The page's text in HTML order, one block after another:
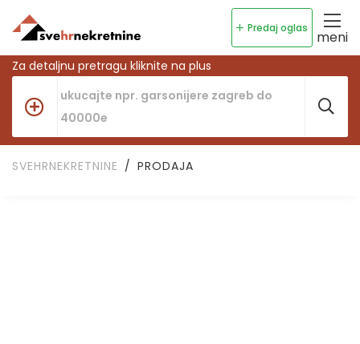
Predaj oglas
meni
Za detaljnu pretragu kliknite na plus
SVEHRNEKRETNINE PRODAJA